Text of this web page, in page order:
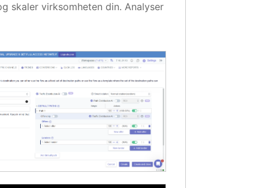
skaler virksomheten din. Analyser